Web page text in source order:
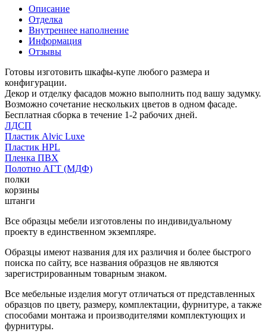
Описание
Отделка
Внутреннее наполнение
Информация
Отзывы
Готовы изготовить шкафы-купе любого размера и
конфигурации.
Декор и отделку фасадов можно выполнить под вашу задумку.
Возможно сочетание нескольких цветов в одном фасаде.
Бесплатная сборка в течение 1-2 рабочих дней.
ЛДСП
Пластик Alvic Luxe
Пластик HPL
Пленка ПВХ
Полотно АГТ (МДФ)
полки
корзины
штанги
Все образцы мебели изготовлены по индивидуальному
проекту в единственном экземпляре.
Образцы имеют названия для их различия и более быстрого
поиска по сайту, все названия образцов не являются
зарегистрированным товарным знаком.
Все мебельные изделия могут отличаться от представленных
образцов по цвету, размеру, комплектации, фурнитуре, а также
способами монтажа и производителями комплектующих и
фурнитуры.